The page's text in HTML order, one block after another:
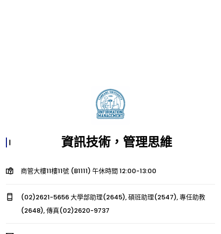
資訊技術，管理思維
商管大樓11樓11號 (B1111) 午休時間 12:00-13:00
(02)2621-5656 大學部助理(2645), 碩班助理(2547), 專任助教
(2648), 傳真(02)2620-9737